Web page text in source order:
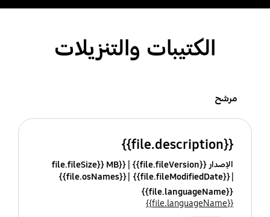
الكتيبات والتنزيلات
مرشح
{{file.description}}
الإصدار {{file.fileVersion}}
{{file.fileSize}} MB
{{file.fileModifiedDate}}
{{file.osNames}}
{{file.languageName}}
{{file.languageName}}